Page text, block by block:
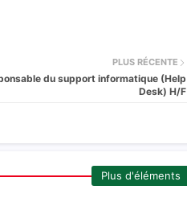
PLUS RÉCENTE
du support informatique (Help
Desk) H/F
Plus d'éléments